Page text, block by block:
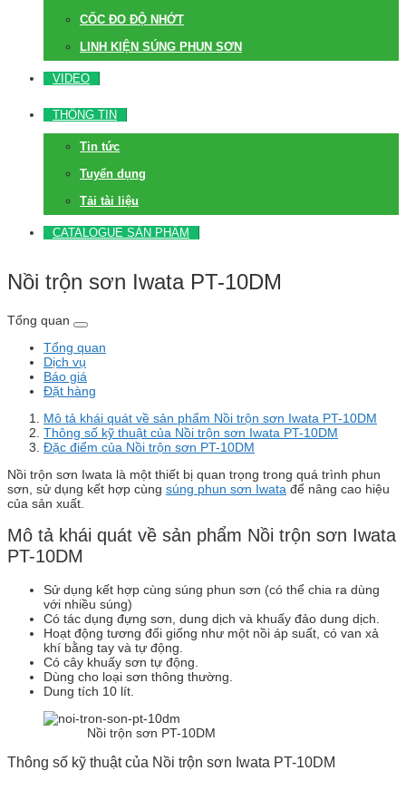
CỐC ĐO ĐỘ NHỚT
LINH KIỆN SÚNG PHUN SƠN
VIDEO
THÔNG TIN
Tin tức
Tuyển dụng
Tải tài liệu
CATALOGUE SẢN PHẨM
Nồi trộn sơn Iwata PT-10DM
Tổng quan
Tổng quan
Dịch vụ
Báo giá
Đặt hàng
Mô tả khái quát về sản phẩm Nồi trộn sơn Iwata PT-10DM
Thông số kỹ thuật của Nồi trộn sơn Iwata PT-10DM
Đặc điểm của Nồi trộn sơn PT-10DM
Nồi trộn sơn Iwata là một thiết bị quan trọng trong quá trình phun
sơn, sử dụng kết hợp cùng súng phun sơn Iwata để nâng cao hiệu
của sản xuất.
Mô tả khái quát về sản phẩm Nồi trộn sơn Iwata
PT-10DM
Sử dụng kết hợp cùng súng phun sơn (có thể chia ra dùng
với nhiều súng)
Có tác dụng đựng sơn, dung dịch và khuấy đảo dung dịch.
Hoạt động tương đối giống như một nồi áp suất, có van xả
khí bằng tay và tự động.
Có cây khuấy sơn tự động.
Dùng cho loại sơn thông thường.
Dung tích 10 lít.
Nồi trộn sơn PT-10DM
Thông số kỹ thuật của Nồi trộn sơn Iwata PT-10DM